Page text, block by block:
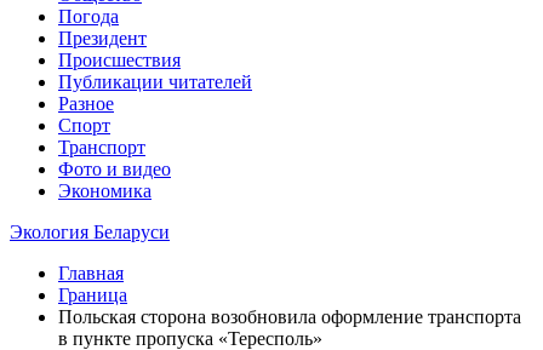
Погода
Президент
Происшествия
Публикации читателей
Разное
Спорт
Транспорт
Фото и видео
Экономика
Экология Беларуси
Главная
Граница
Польская сторона возобновила оформление транспорта
в пункте пропуска «Тересполь»